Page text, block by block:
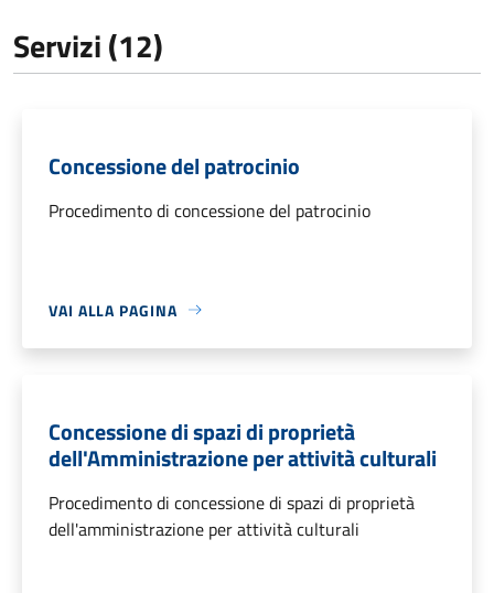
Servizi (12)
Concessione del patrocinio
Procedimento di concessione del patrocinio
VAI ALLA PAGINA
Concessione di spazi di proprietà
dell'Amministrazione per attività culturali
Procedimento di concessione di spazi di proprietà
dell'amministrazione per attività culturali